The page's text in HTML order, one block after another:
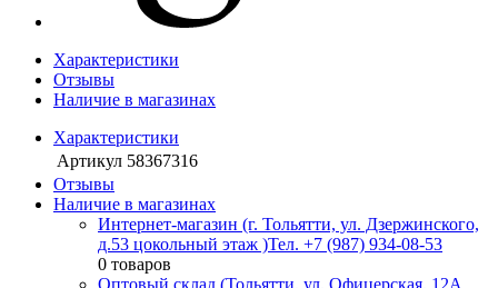
Характеристики
Отзывы
Наличие в магазинах
Характеристики
Артикул 58367316
Отзывы
Наличие в магазинах
Интернет-магазин (г. Тольятти, ул. Дзержинского,
д.53 цокольный этаж )Тел. +7 (987) 934-08-53
0 товаров